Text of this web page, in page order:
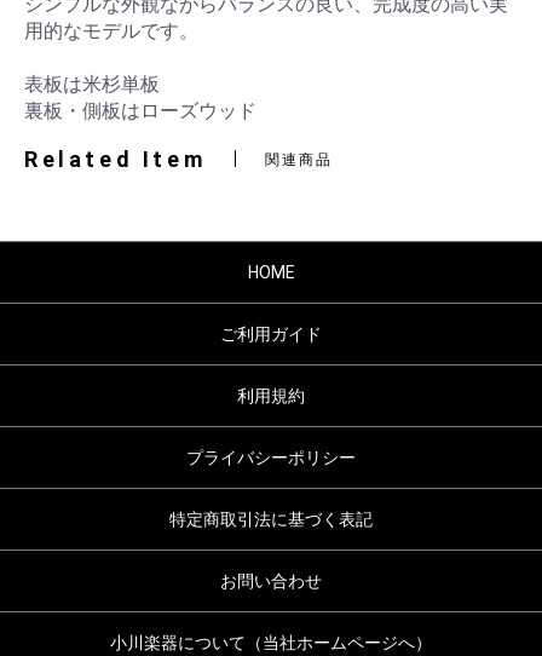
用的なモデルです。
表板は米杉単板
裏板・側板はローズウッド
Related Item 関連商品
HOME
ご利用ガイド
利用規約
プライバシーポリシー
特定商取引法に基づく表記
お問い合わせ
小川楽器について（当社ホームページへ）